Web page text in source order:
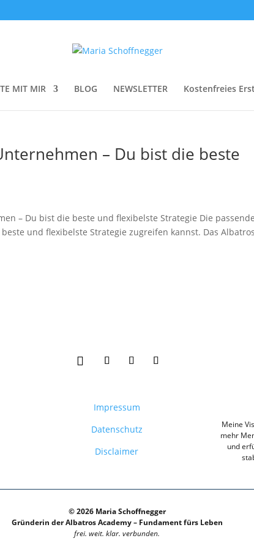
MIT MIR BLOG NEWSLETTER Kostenfreies
– Du bist die beste
– Du bist die beste und flexibelste Strategie Die passende
und flexibelste Strategie zugreifen kannst. Das
Impressum
Datenschutz
Disclaimer
Meine
mehr
und
© 2026 Maria Schoffnegger
Gründerin der Albatros Academy – Fundament fürs Leben
frei. weit. klar. verbunden.